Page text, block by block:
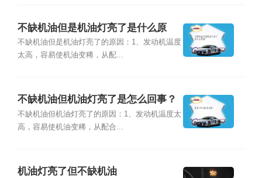
不缺机油但是机油灯亮了是什么原
因？
不缺机油但是机油灯亮了的原因：1、发动机温度
太高，容易使机油变稀，从配...
不缺机油但机油灯亮了是怎么回事？
不缺机油但机油灯亮了的原因：1、发动机温度太
高，容易使机油变稀，从配合...
机油灯亮了但不缺机油